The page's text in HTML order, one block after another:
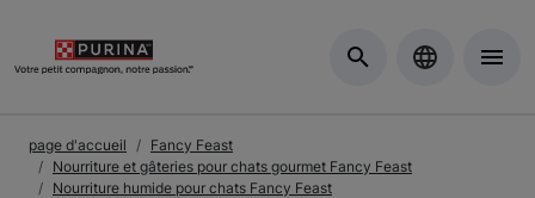
page d'accueil
Fancy Feast
Nourriture et gâteries pour chats gourmet Fancy Feast
Nourriture humide pour chats Fancy Feast